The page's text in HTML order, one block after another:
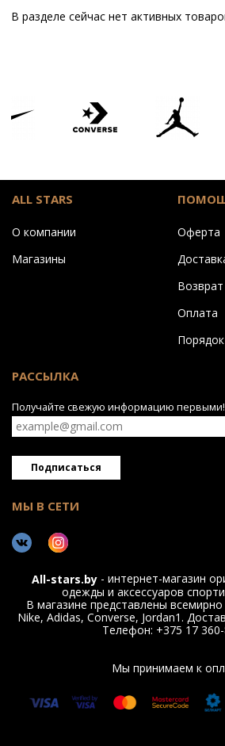
Цвет
Акционные
В разделе сейчас нет активных
ALL STARS
О компании
Магазины
Оферта
Возврат
Оплата
РАССЫЛКА
Получайте свежую информацию первыми!
Подписаться
МЫ В СЕТИ
All-stars.by- интернет-магазин
одежды и аксессуаров
В магазине представлены
Nike, Adidas, Converse, Jordan1.
Телефон: +375 17
Мы принимаем к